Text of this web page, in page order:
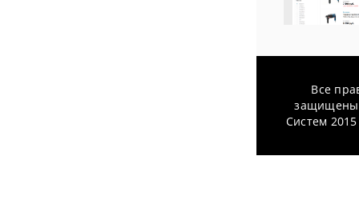
Все
Систем